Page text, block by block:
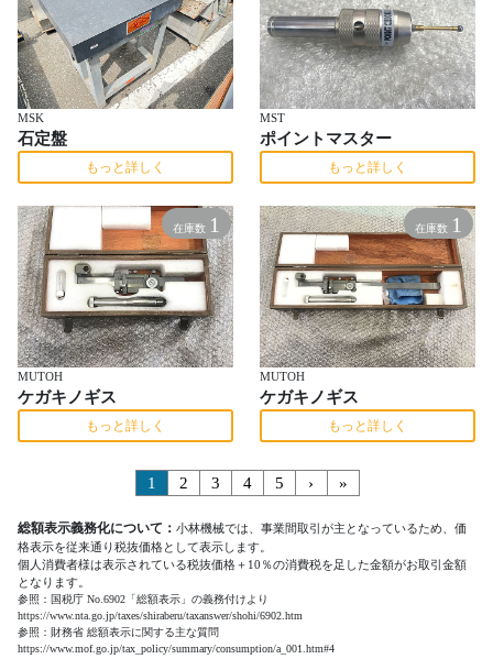
MSK
石定盤
もっと詳しく
MST
ポイントマスター
もっと詳しく
在庫数 1
MUTOH
ケガキノギス
もっと詳しく
在庫数 1
MUTOH
ケガキノギス
もっと詳しく
1 2 3 4 5 › »
総額表示義務化について： 小林機械では、事業間取引が主となっているため、価
格表示を従来通り税抜価格として表示します。
個人消費者様は表示されている税抜価格＋10％の消費税を足した金額がお取引金額
となります。
参照：国税庁 No.6902「総額表示」の義務付けより
https://www.nta.go.jp/taxes/shiraberu/taxanswer/shohi/6902.htm
参照：財務省 総額表示に関する主な質問
https://www.mof.go.jp/tax_policy/summary/consumption/a_001.htm#4